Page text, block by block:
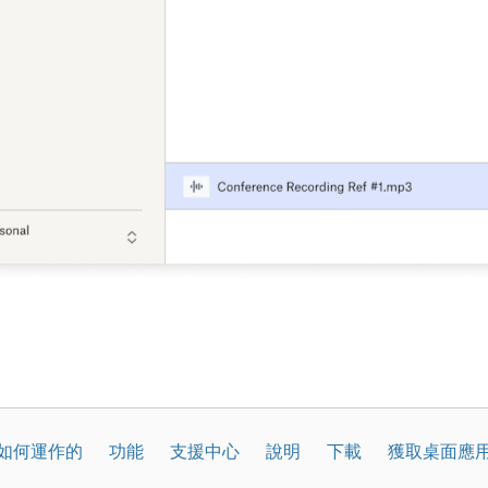
何運作的 功能 支援中心 說明 下載 獲取桌面應